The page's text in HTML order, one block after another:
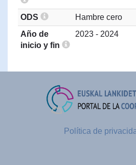
ODS
Hambre cero
Año de
inicio y fin
2023 - 2024
Política de